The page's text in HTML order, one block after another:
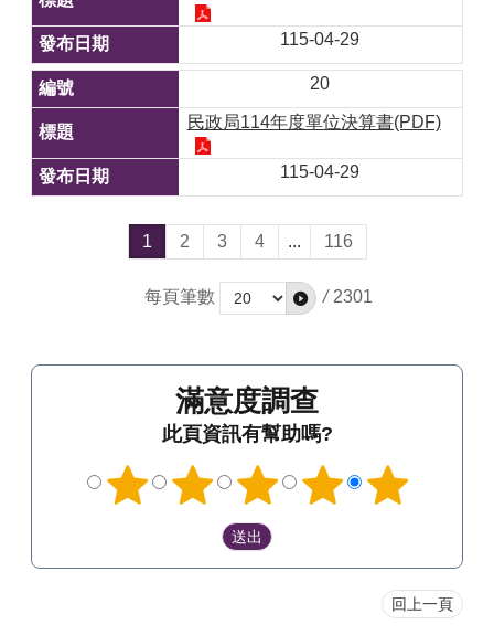
115-04-29
20
民政局114年度單位決算書(PDF)
115-04-29
1 2 3 4 ... 116
每頁筆數 / 2301
滿意度調查
此頁資訊有幫助嗎?
回上一頁